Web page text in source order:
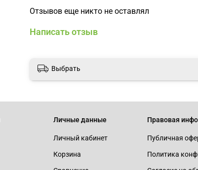
Отзывов еще никто не оставлял
Написать отзыв
Выбрать
Личные данные
Личный кабинет
Корзина
Правовая
Публичная
Политика